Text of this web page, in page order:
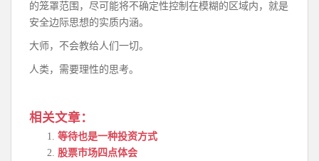
的笼罩范围，尽可能将不确定性控制在模糊的区域内，就是
安全边际思想的实质内涵。
大师，不会教给人们一切。
人类，需要理性的思考。
相关文章：
等待也是一种投资方式
股票市场四点体会